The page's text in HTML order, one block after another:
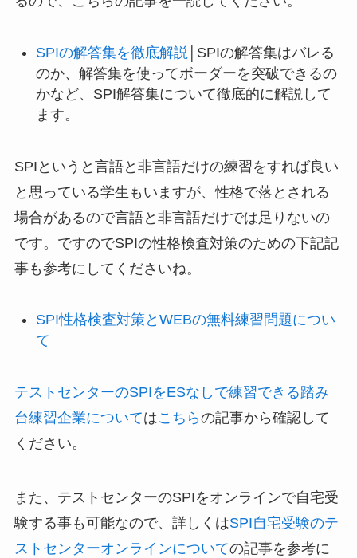
SPIの解答集を徹底解説 │SPIの解答集はバレる
のか、解答集を使ってボーダーを突破できるの
かなど、SPI解答集について徹底的に解説して
ます。
SPIというと言語と非言語だけの練習をすれば良い
と思っている学生もいますが、性格で落とされる
場合があるので言語と非言語だけでは足りないの
です。ですのでSPIの性格検査対策のための下記記
事も参考にしてくださいね。
SPI性格検査対策とWEBの無料練習問題につい
て
テストセンターのSPIをESなしで練習できる踏み
台練習企業についてはこちらの記事から確認して
ください。
また、テストセンターのSPIをオンラインで自宅受
験する事も可能なので、詳しくはSPI自宅受験のテ
ストセンターオンラインについての記事を参考に